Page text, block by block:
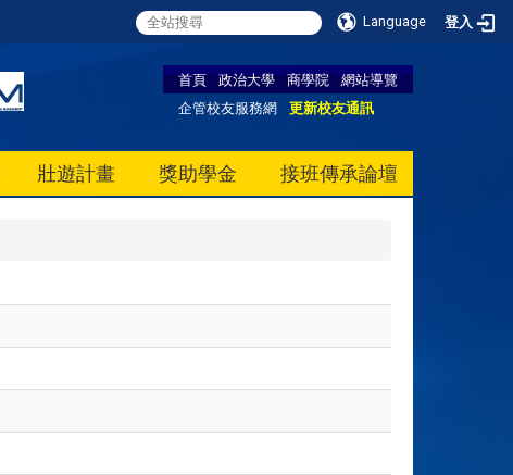
Language 登入
首頁 政治大學 商學院
網站導覽
企管校友服務網
更新校友通訊
壯遊計畫 獎助學金 接班傳承論壇